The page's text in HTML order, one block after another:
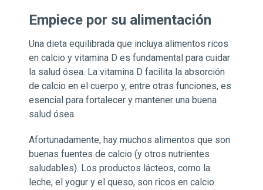
Empiece por su alimentación
Una dieta equilibrada que incluya alimentos ricos
en calcio y vitamina D es fundamental para cuidar
la salud ósea. La vitamina D facilita la absorción
de calcio en el cuerpo y, entre otras funciones, es
esencial para fortalecer y mantener una buena
salud ósea.
Afortunadamente, hay muchos alimentos que son
buenas fuentes de calcio (y otros nutrientes
saludables). Los productos lácteos, como la
leche, el yogur y el queso, son ricos en calcio.